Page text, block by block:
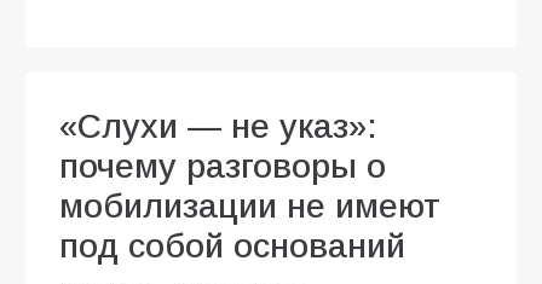
«Слухи — не указ»:
почему разговоры о
мобилизации не имеют
под собой оснований